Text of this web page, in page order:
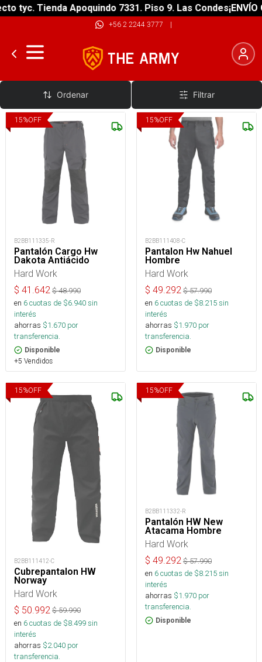
tyc. Tienda Apoquindo 7331. Piso 9. Las Condes¡ENVÍO
+56 2 2244 3777 |
Pantalones
Ordenar Filtrar
15%OFF
B2BB111335-R
Pantalón Cargo Hw
Dakota Antiácido
Hard Work
$ 41.642 $48.990
en 6cuotas de $6.940sin
interés
ahorras $1.670 por
transferencia.
Disponible
+5 Vendidos
15%OFF
B2BB111408-C
Pantalon Hw Nahuel
Hombre
Hard Work
$ 49.292 $57.990
en 6cuotas de $8.215sin
interés
ahorras $1.970 por
transferencia.
Disponible
15%OFF
B2BB111412-C
Cubrepantalon HW
Norway
Hard Work
$ 50.992 $59.990
en 6cuotas de $8.499sin
interés
ahorras $2.040 por
transferencia.
15%OFF
B2BB111332-R
Pantalón HW New
Atacama Hombre
Hard Work
$ 49.292 $57.990
en 6cuotas de $8.215sin
interés
ahorras $1.970 por
transferencia.
Disponible